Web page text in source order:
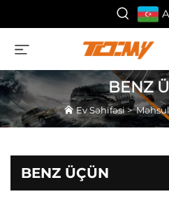
BENZ
Ev Səhifəsi>
BENZ ÜÇÜN